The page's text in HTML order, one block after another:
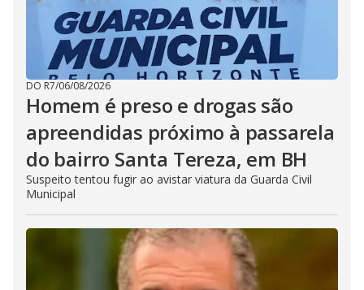
DO R7/06/08/2026
Homem é preso e drogas são
apreendidas próximo à passarela
do bairro Santa Tereza, em BH
Suspeito tentou fugir ao avistar viatura da Guarda Civil
Municipal